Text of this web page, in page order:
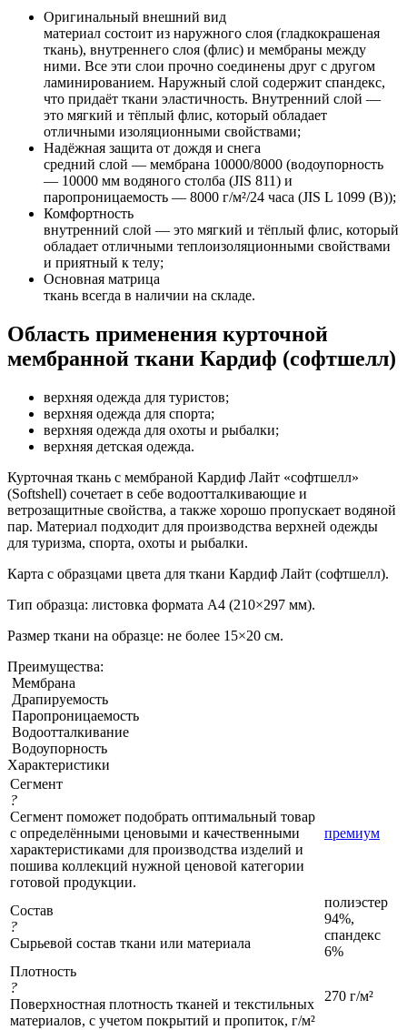
Оригинальный внешний вид
материал состоит из наружного слоя (гладкокрашеная
ткань), внутреннего слоя (флис) и мембраны между
ними. Все эти слои прочно соединены друг с другом
ламинированием. Наружный слой содержит спандекс,
что придаёт ткани эластичность. Внутренний слой —
это мягкий и тёплый флис, который обладает
отличными изоляционными свойствами;
Надёжная защита от дождя и снега
средний слой — мембрана 10000/8000 (водоупорность
— 10000 мм водяного столба (JIS 811) и
паропроницаемость — 8000 г/м²/24 часа (JIS L 1099 (B));
Комфортность
внутренний слой — это мягкий и тёплый флис, который
обладает отличными теплоизоляционными свойствами
и приятный к телу;
Основная матрица
ткань всегда в наличии на складе.
Область применения курточной
мембранной ткани Кардиф (софтшелл)
верхняя одежда для туристов;
верхняя одежда для спорта;
верхняя одежда для охоты и рыбалки;
верхняя детская одежда.
Курточная ткань с мембраной Кардиф Лайт «софтшелл»
(Softshell) сочетает в себе водоотталкивающие и
ветрозащитные свойства, а также хорошо пропускает водяной
пар. Материал подходит для производства верхней одежды
для туризма, спорта, охоты и рыбалки.
Карта с образцами цвета для ткани Кардиф Лайт (софтшелл).
Тип образца: листовка формата А4 (210×297 мм).
Размер ткани на образце: не более 15×20 см.
Преимущества:
Мембрана
Драпируемость
Паропроницаемость
Водоотталкивание
Водоупорность
Характеристики
Сегмент
?
Сегмент поможет подобрать оптимальный товар
с определёнными ценовыми и качественными
характеристиками для производства изделий и
пошива коллекций нужной ценовой категории
готовой продукции.
премиум
Состав
?
Сырьевой состав ткани или материала
полиэстер
94%,
спандекс
6%
Плотность
?
Поверхностная плотность тканей и текстильных
материалов, с учетом покрытий и пропиток, г/м²
270 г/м²